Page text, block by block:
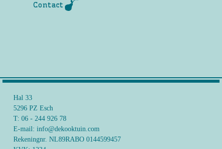
Contact
Hal 33
5296 PZ Esch
T: 06 - 244 926 78
E-mail: info@dekooktuin.com
Rekeningnr. NL89RABO 0144599457